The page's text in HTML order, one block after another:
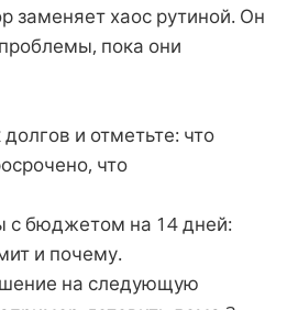
заменяет хаос рутиной. Он
пока они
и отметьте: что
что
с бюджетом на 14 дней:
и почему.
на следующую